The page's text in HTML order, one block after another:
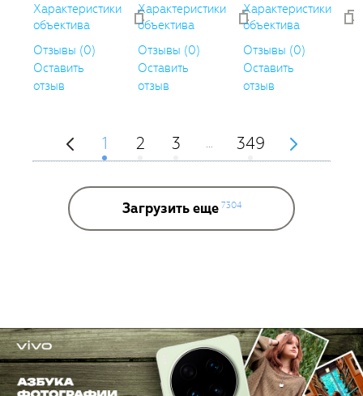
Характеристики
объектива
Отзывы (0)
Оставить
отзыв
Характеристики
объектива
Отзывы (0)
Оставить
отзыв
Характеристики
объектива
Отзывы (0)
Оставить
отзыв
1 2 3 … 349
Загрузить еще 7304